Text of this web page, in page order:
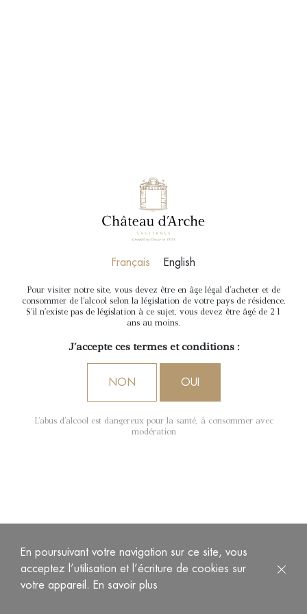
Château d’Arche
Grand cru classé en 1855
Unique, Intemporel
préservant une belle acidité. Ce vin se caractérise par son
équilibre et présente une belle longueur.
Français English
Pour visiter notre site, vous devez être en âge légal d'acheter et de
consommer de l'alcool selon la législation de votre pays de résidence.
S'il n'existe pas de législation à ce sujet, vous devez être âgé de 21
ans au moins.
J'accepte ces termes et conditions :
NON OUI
L'abus d'alcool est dangereux pour la santé, à consommer avec
modération
En poursuivant votre navigation sur ce site, vous
acceptez l’utilisation et l’écriture de cookies sur
votre appareil. En savoir plus